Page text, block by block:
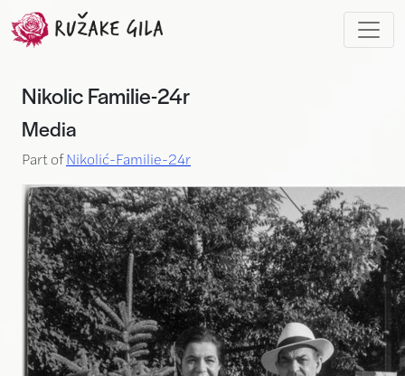
Skip to main content
Nikolic Familie-24r
Media
Part ofNikolić-Familie-24r